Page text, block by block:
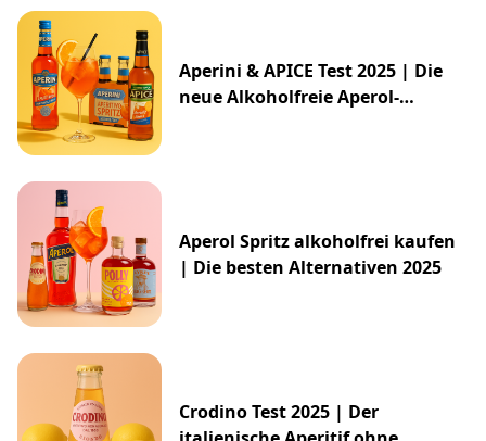
Aperini & APICE Test 2025 | Die
neue Alkoholfreie Aperol-
Aperol Spritz alkoholfrei kaufen
| Die besten Alternativen 2025
Crodino Test 2025 | Der